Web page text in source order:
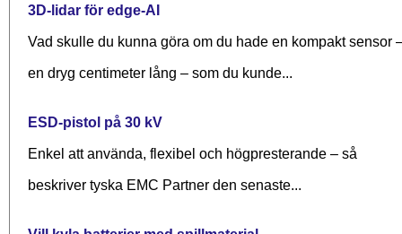
3D-lidar för edge-AI
Vad skulle du kunna göra om du hade en kompakt sensor
en dryg centimeter lång – som du kunde...
ESD-pistol på 30 kV
Enkel att använda, flexibel och högpresterande – så
beskriver tyska EMC Partner den senaste...